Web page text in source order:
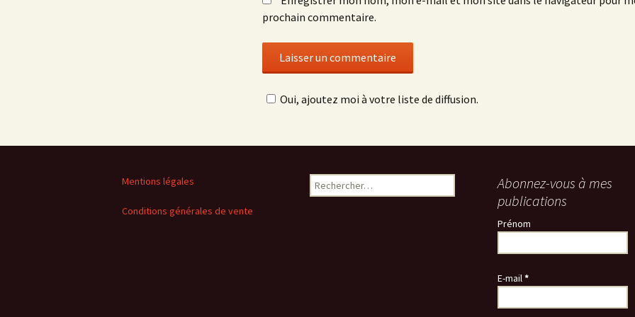
prochain commentaire.
Oui, ajoutez moi à votre liste de diffusion.
Mentions légales
Conditions générales de vente
Rechercher :
Abonnez-vous à mes
publications
Prénom
E-mail*